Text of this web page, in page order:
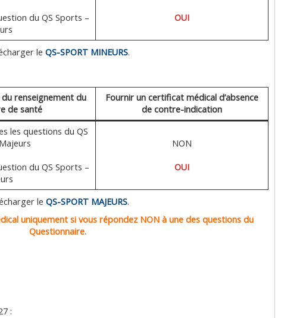
du QS Sports –
OUI
le QS-SPORT MINEURS.
renseignement du
de santé
Fournir un certificat médical d’absence
de contre-indication
les questions du QS
du QS Sports –
NON
OUI
le QS-SPORT MAJEURS.
uniquement si vous répondez NON à une des questions du
Questionnaire.
: